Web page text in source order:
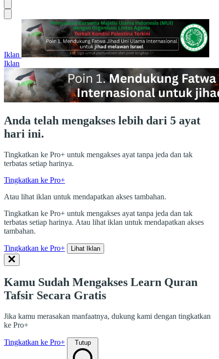
Iklan
Iklan
Anda telah mengakses lebih dari 5 ayat
hari ini.
Tingkatkan ke Pro+ untuk mengakses ayat tanpa jeda dan tak
terbatas setiap harinya.
Tingkatkan ke Pro+
Atau lihat iklan untuk mendapatkan akses tambahan.
Tingkatkan ke Pro+ untuk mengakses ayat tanpa jeda dan tak
terbatas setiap harinya. Atau lihat iklan untuk mendapatkan akses
tambahan.
Tingkatkan ke Pro+ Lihat Iklan
Kamu Sudah Mengakses Learn Quran
Tafsir Secara Gratis
Jika kamu merasakan manfaatnya, dukung kami dengan tingkatkan
ke Pro+
Tingkatkan ke Pro+ Tutup